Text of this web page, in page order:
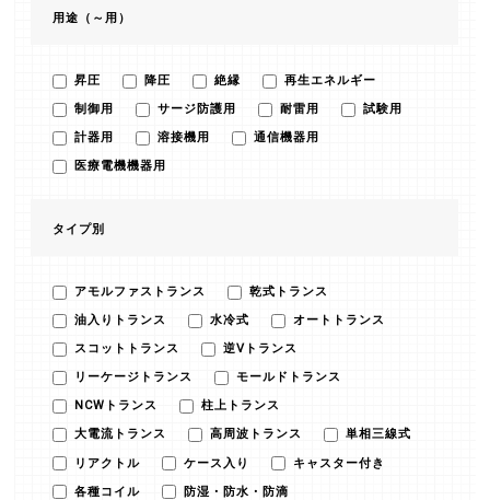
用途（～用）
昇圧 降圧 絶縁 再生エネルギー
制御用 サージ防護用 耐雷用 試験用
計器用 溶接機用 通信機器用
医療電機機器用
タイプ別
アモルファストランス 乾式トランス
油入りトランス 水冷式 オートトランス
スコットトランス 逆Vトランス
リーケージトランス モールドトランス
NCWトランス 柱上トランス
大電流トランス 高周波トランス 単相三線式
リアクトル ケース入り キャスター付き
各種コイル 防湿・防水・防滴